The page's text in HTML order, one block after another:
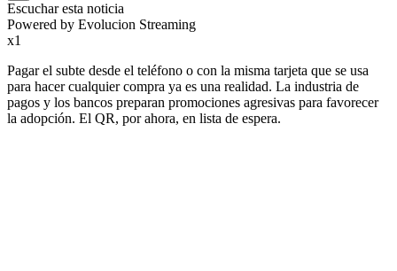
Escuchar esta noticia
Powered by Evolucion Streaming
x1
Pagar el subte desde el teléfono o con la misma tarjeta que se usa
para hacer cualquier compra ya es una realidad. La industria de
pagos y los bancos preparan promociones agresivas para favorecer
la adopción. El QR, por ahora, en lista de espera.